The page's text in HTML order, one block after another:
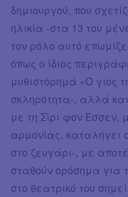
δημιουργού, που
ηλικία -στα 13 του
τον ρόλο αυτό
όπως ο ίδιος
μυθιστόρημά «Ο γιος
σκληρότητα-, αλλά
με τη Σίρι φον
αρμονίας, καταλήγει
στο ζευγάρι-, με
σταθούν ορόσημα για
στο θεατρικό του